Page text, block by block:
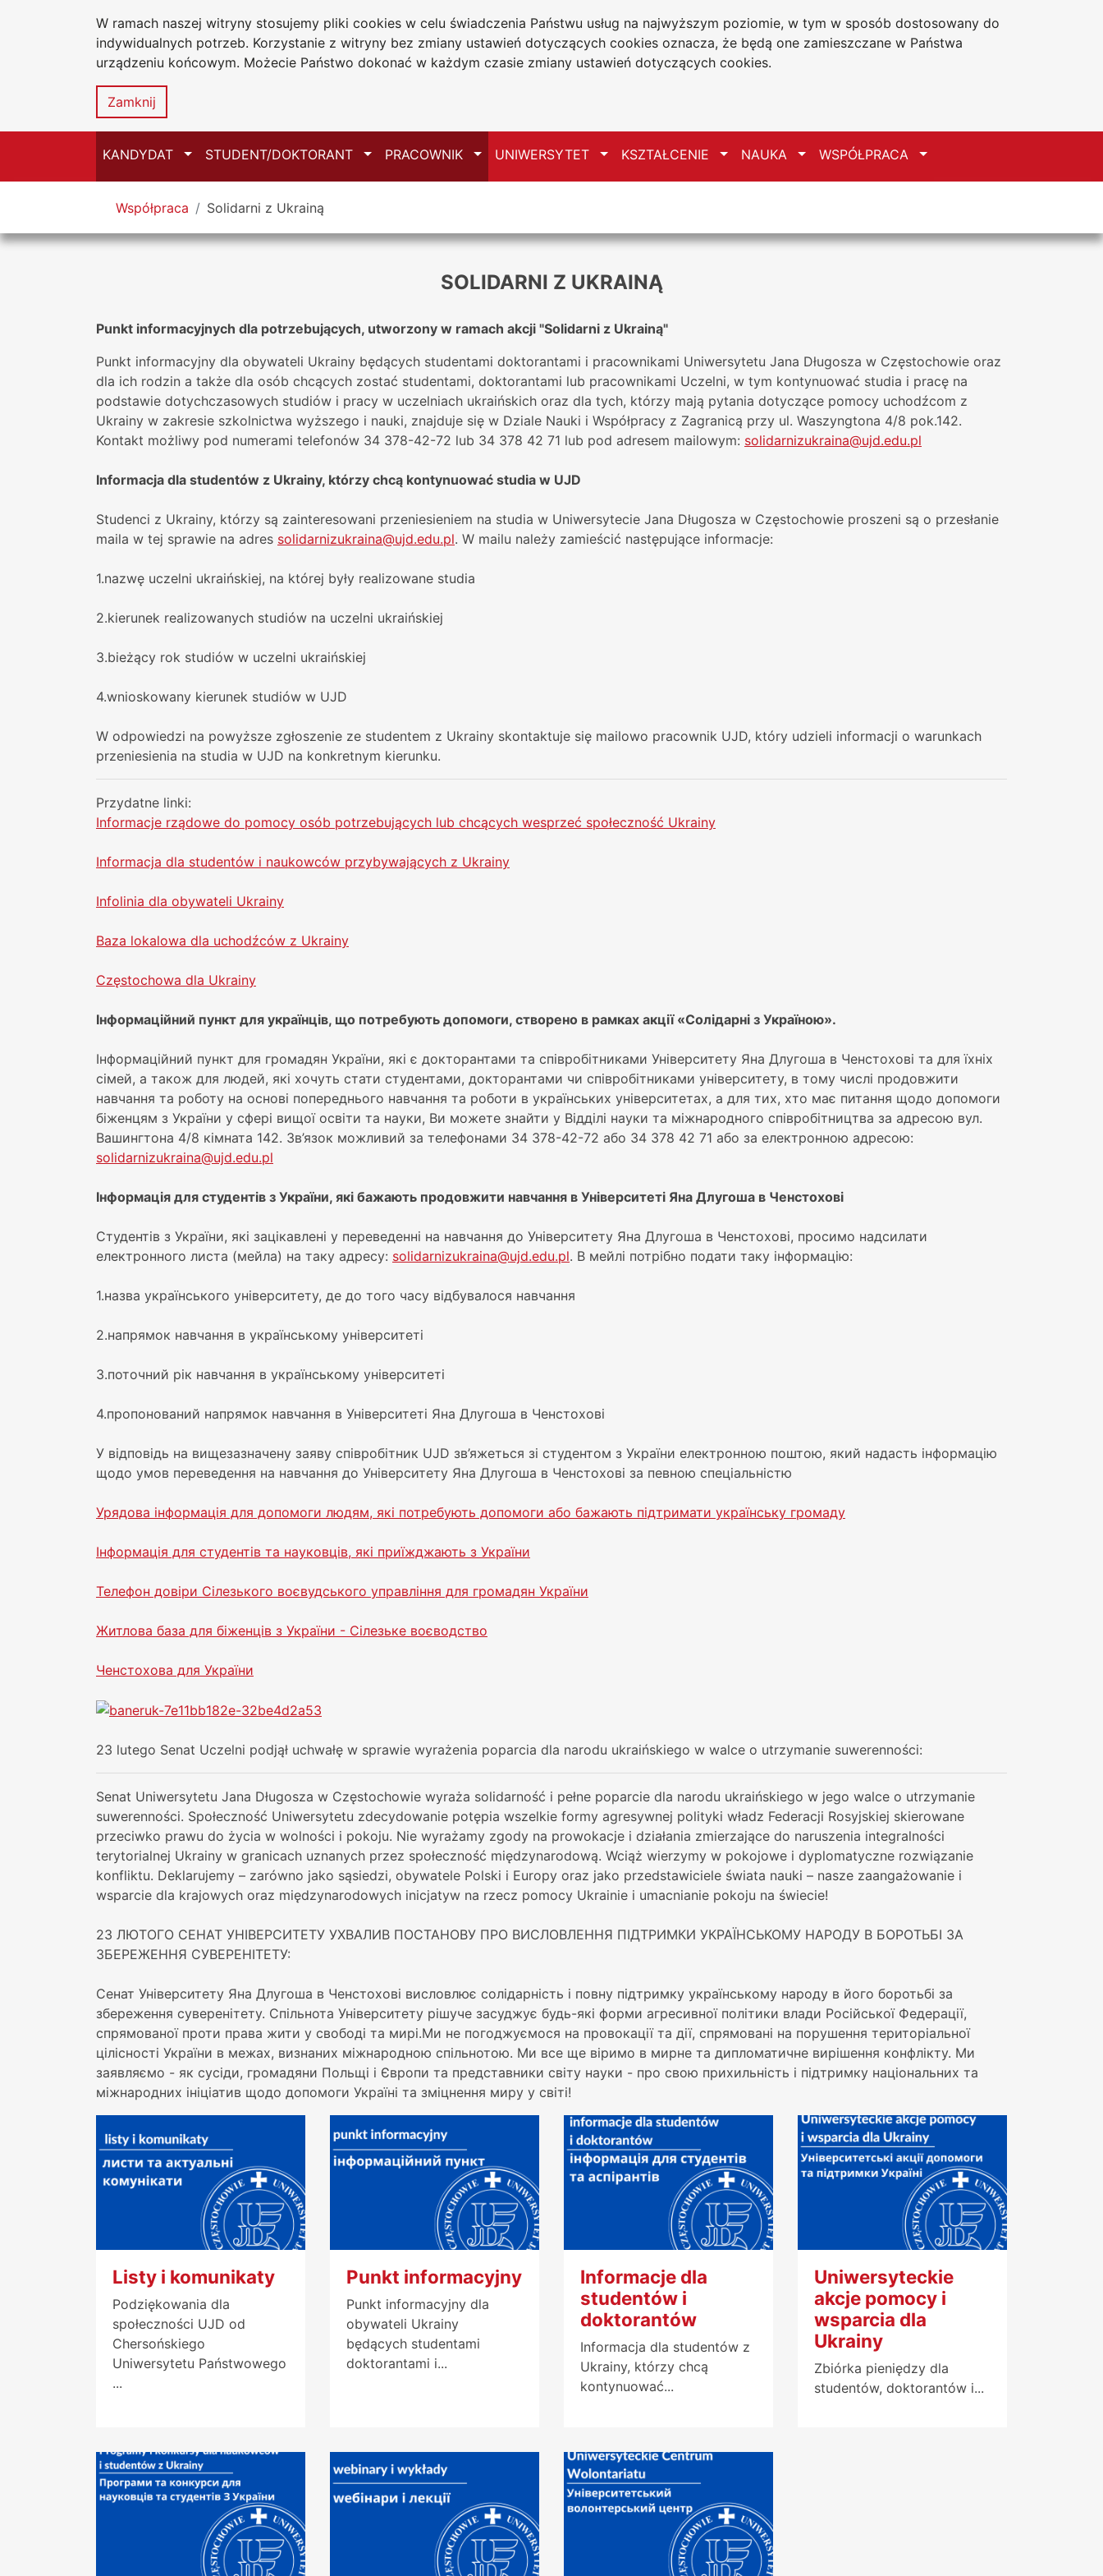
W ramach naszej witryny stosujemy pliki cookies w celu świadczenia Państwu usług na najwyższym poziomie, w tym w sposób dostosowany do
indywidualnych potrzeb. Korzystanie z witryny bez zmiany ustawień dotyczących cookies oznacza, że będą one zamieszczane w Państwa
urządzeniu końcowym. Możecie Państwo dokonać w każdym czasie zmiany ustawień dotyczących cookies.
Zamknij
Przejdź do głównego menu
Przejdź do treści
Przejdź do wyszukiwarki
Przejdź do mapy serwisuUniwersytet
Jana Długosza w Częstochowie
Deklaracja dostępności
KANDYDAT Przełącz
STUDENT/DOKTORANT Przełącz
PRACOWNIK Przełącz
UNIWERSYTET Przełącz
KSZTAŁCENIE Przełącz
NAUKA Przełącz
WSPÓŁPRACA Przełącz
Tutaj jesteś
Współpraca Solidarni z Ukrainą
SOLIDARNI Z UKRAINĄ
Punkt informacyjnych dla potrzebujących, utworzony w ramach akcji "Solidarni z Ukrainą"
Punkt informacyjny dla obywateli Ukrainy będących studentami doktorantami i pracownikami Uniwersytetu Jana Długosza w Częstochowie oraz
dla ich rodzin a także dla osób chcących zostać studentami, doktorantami lub pracownikami Uczelni, w tym kontynuować studia i pracę na
podstawie dotychczasowych studiów i pracy w uczelniach ukraińskich oraz dla tych, którzy mają pytania dotyczące pomocy uchodźcom z
Ukrainy w zakresie szkolnictwa wyższego i nauki, znajduje się w Dziale Nauki i Współpracy z Zagranicą przy ul. Waszyngtona 4/8 pok.142.
Kontakt możliwy pod numerami telefonów 34 378-42-72 lub 34 378 42 71 lub pod adresem mailowym: solidarnizukraina@ujd.edu.pl
Informacja dla studentów z Ukrainy, którzy chcą kontynuować studia w UJD
Studenci z Ukrainy, którzy są zainteresowani przeniesieniem na studia w Uniwersytecie Jana Długosza w Częstochowie proszeni są o przesłanie
maila w tej sprawie na adres solidarnizukraina@ujd.edu.pl. W mailu należy zamieścić następujące informacje:
1.nazwę uczelni ukraińskiej, na której były realizowane studia
2.kierunek realizowanych studiów na uczelni ukraińskiej
3.bieżący rok studiów w uczelni ukraińskiej
4.wnioskowany kierunek studiów w UJD
W odpowiedzi na powyższe zgłoszenie ze studentem z Ukrainy skontaktuje się mailowo pracownik UJD, który udzieli informacji o warunkach
przeniesienia na studia w UJD na konkretnym kierunku.
Przydatne linki:
Informacje rządowe do pomocy osób potrzebujących lub chcących wesprzeć społeczność Ukrainy
Informacja dla studentów i naukowców przybywających z Ukrainy
Infolinia dla obywateli Ukrainy
Baza lokalowa dla uchodźców z Ukrainy
Częstochowa dla Ukrainy
Інформаційний пункт для українців, що потребують допoмоги, створено в рамках акції «Солідарні з Україною».
Інформаційний пункт для громадян України, які є докторантами та співробітниками Університету Яна Длугоша в Ченстохові та для їхніх
сімей, а також для людей, які хочуть стати студентами, докторантами чи співробітниками університету, в тому числі продовжити
навчання та роботу на основі попереднього навчання та роботи в українських університетах, а для тих, хто має питання щодо допомоги
біженцям з України у сфері вищої освіти та науки, Ви можете знайти у Відділі науки та міжнародного співробітництва за адресою вул.
Вашингтона 4/8 кімната 142. Зв’язок можливий за телефонами 34 378-42-72 або 34 378 42 71 або за електронною адресою:
solidarnizukraina@ujd.edu.pl
Інформація для студентів з України, які бажають продовжити навчання в Університеті Яна Длугоша в Ченстохові
Студентів з України, які зацікавлені у переведенні на навчання до Університету Яна Длугоша в Ченстохові, просимо надсилати
електронного листа (мейла) на таку адресу: solidarnizukraina@ujd.edu.pl. В мейлі потрібно подати таку інформацію:
1.назва українського університету, де до того часу відбувалося навчання
2.напрямок навчання в українському університеті
3.поточний рік навчання в українському університеті
4.пропонований напрямок навчання в Університеті Яна Длугоша в Ченстохові
У відповідь на вищезазначену заяву співробітник UJD зв’яжеться зі студентом з України електронною поштою, який надасть інформацію
щодо умов переведення на навчання до Університету Яна Длугоша в Ченстохові за певною спеціальністю
Урядова інформація для допомоги людям, які потребують допомоги або бажають підтримати українську громаду
Інформація для студентів та науковців, які приїжджають з України
Телефон довіри Сілезького воєвудського управління для громадян України
Житлова база для біженців з України - Сілезьке воєводство
Ченстохова для України
23 lutego Senat Uczelni podjął uchwałę w sprawie wyrażenia poparcia dla narodu ukraińskiego w walce o utrzymanie suwerenności:
Senat Uniwersytetu Jana Długosza w Częstochowie wyraża solidarność i pełne poparcie dla narodu ukraińskiego w jego walce o utrzymanie
suwerenności. Społeczność Uniwersytetu zdecydowanie potępia wszelkie formy agresywnej polityki władz Federacji Rosyjskiej skierowane
przeciwko prawu do życia w wolności i pokoju. Nie wyrażamy zgody na prowokacje i działania zmierzające do naruszenia integralności
terytorialnej Ukrainy w granicach uznanych przez społeczność międzynarodową. Wciąż wierzymy w pokojowe i dyplomatyczne rozwiązanie
konfliktu. Deklarujemy – zarówno jako sąsiedzi, obywatele Polski i Europy oraz jako przedstawiciele świata nauki – nasze zaangażowanie i
wsparcie dla krajowych oraz międzynarodowych inicjatyw na rzecz pomocy Ukrainie i umacnianie pokoju na świecie!
23 ЛЮТОГО СЕНАТ УНІВЕРСИТЕТУ УХВАЛИВ ПОСТАНОВУ ПРО ВИСЛОВЛЕННЯ ПІДТРИМКИ УКРАЇНСЬКОМУ НАРОДУ В БОРОТЬБІ ЗА
ЗБЕРЕЖЕННЯ СУВЕРЕНІТЕТУ:
Сенат Університету Яна Длугоша в Ченстохові висловлює солідарність і повну підтримку українському народу в його боротьбі за
збереження суверенітету. Спільнота Університету рішуче засуджує будь-які форми агресивної політики влади Російської Федерації,
спрямованої проти права жити у свободі та мирі.Ми не погоджуємося на провокації та дії, спрямовані на порушення територіальної
цілісності України в межах, визнаних міжнародною спільнотою. Ми все ще віримо в мирне та дипломатичне вирішення конфлікту. Ми
заявляємо - як сусіди, громадяни Польщі і Європи та представники світу науки - про свою прихильність і підтримку національних та
міжнародних ініціатив щодо допомоги Україні та зміцнення миру у світі!
Listy i komunikaty
Podziękowania dla
społeczności UJD od
Chersońskiego
Uniwersytetu Państwowego
...
Punkt informacyjny
Punkt informacyjny dla
obywateli Ukrainy
będących studentami
doktorantami i...
Informacje dla
studentów i
doktorantów
Informacja dla studentów z
Ukrainy, którzy chcą
kontynuować...
Uniwersyteckie
akcje pomocy i
wsparcia dla
Ukrainy
Zbiórka pieniędzy dla
studentów, doktorantów i...